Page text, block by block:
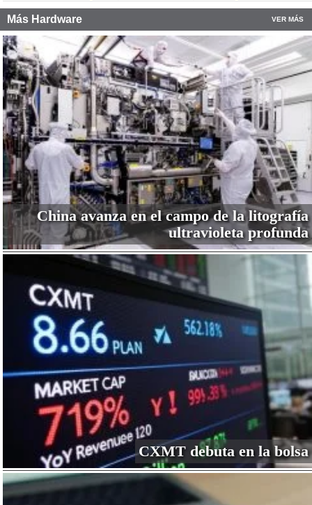
Más Hardware VER MÁS
China avanza en el campo de la litografía
ultravioleta profunda
CXMT debuta en la bolsa